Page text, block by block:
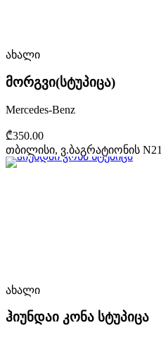
ახალი
მორგვი(სტუპიცა)
Mercedes-Benz
₾350.00
თბილისი, ვ.ბაგრატიონის N21
ახალი
ჰიუნდაი კონა სტუპიცა